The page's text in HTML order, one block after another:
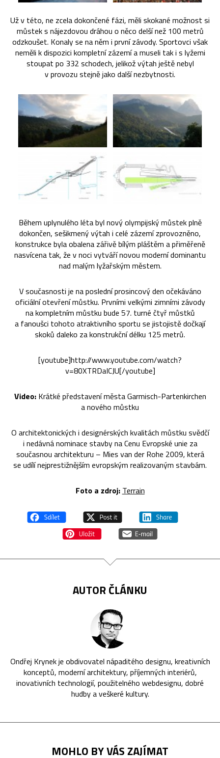
Už v této, ne zcela dokončené fázi, měli skokané možnost si
můstek s nájezdovou dráhou o něco delší než 100 metrů
odzkoušet. Konaly se na něm i první závody. Sportovci však
neměli k dispozici kompletní zázemí a museli tak i s lyžemi
stoupat po 332 schodech, jelikož výtah ještě nebyl
v provozu stejně jako další nezbytnosti.
Během uplynulého léta byl nový olympijský můstek plně
dokončen, sešikmený výtah i celé zázemí zprovozněno,
konstrukce byla obalena zářivě bílým pláštěm a přiměřeně
nasvícena tak, že v noci vytváří novou moderní dominantu
nad malým lyžařským městem.
V současnosti je na poslední prosincový den očekáváno
oficiální otevření můstku. Prvními velkými zimními závody
na kompletním můstku bude 57. turné čtyř můstků
a fanoušci tohoto atraktivního sportu se jistojistě dočkají
skoků daleko za konstrukční délku 125 metrů.
[youtube]http://www.youtube.com/watch?
v=80XTRDaICJU[/youtube]
Video:Krátké představení města Garmisch-Partenkirchen
a nového můstku
O architektonických i designérských kvalitách můstku svědčí
i nedávná nominace stavby na Cenu Evropské unie za
současnou architekturu – Mies van der Rohe 2009, která
se udílí nejprestižnějším evropským realizovaným stavbám.
Foto a zdroj: Terrain
AUTOR ČLÁNKU
Ondřej Krynek je obdivovatel nápaditého designu, kreativních
konceptů, moderní architektury, příjemných interiérů,
inovativních technologií, použitelného webdesignu, dobré
hudby a veškeré kultury.
MOHLO BY VÁS ZAJÍMAT